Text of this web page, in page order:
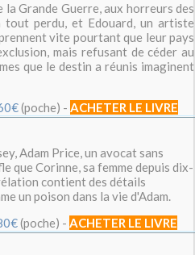
Grande Guerre, aux horreurs des
tout perdu, et Edouard, un artiste
vite pourtant que leur pays
mais refusant de céder au
que le destin a réunis imaginent
(poche) - ACHETER LE LIVRE
Adam Price, un avocat sans
que Corinne, sa femme depuis dix-
contient des détails
un poison dans la vie d'Adam.
(poche) - ACHETER LE LIVRE